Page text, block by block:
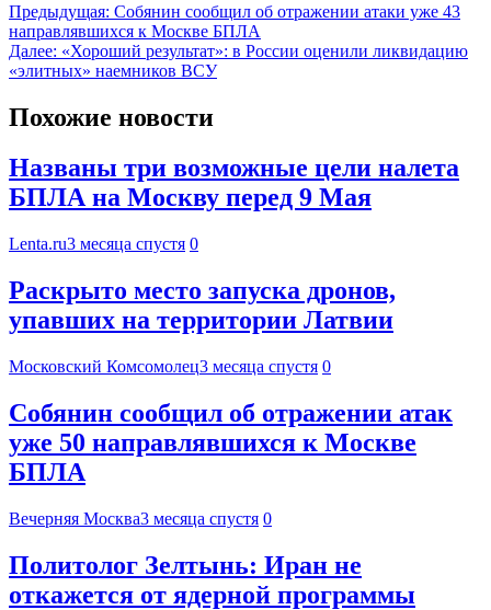
Предыдущая: Собянин сообщил об отражении атаки уже 43
направлявшихся к Москве БПЛА
Далее: «Хороший результат»: в России оценили ликвидацию
«элитных» наемников ВСУ
Похожие новости
Названы три возможные цели налета
БПЛА на Москву перед 9 Мая
Lenta.ru3 месяца спустя 0
Раскрыто место запуска дронов,
упавших на территории Латвии
Московский Комсомолец3 месяца спустя 0
Собянин сообщил об отражении атак
уже 50 направлявшихся к Москве
БПЛА
Вечерняя Москва3 месяца спустя 0
Политолог Зелтынь: Иран не
откажется от ядерной программы